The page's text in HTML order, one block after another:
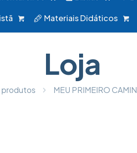
Materiais Didáticos
Loja
produtos MEU PRIMEIRO